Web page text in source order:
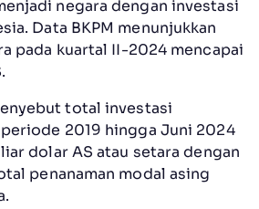
negara dengan investasi
Data BKPM menunjukkan
pada kuartal II-2024 mencapai
total investasi
2019 hingga Juni 2024
dolar AS atau setara dengan
penanaman modal asing